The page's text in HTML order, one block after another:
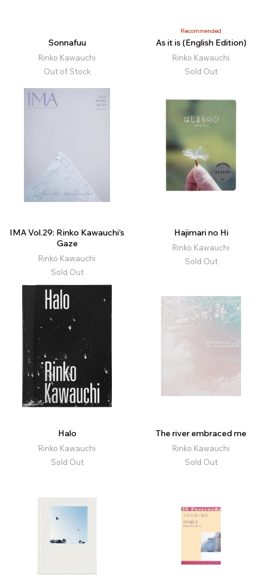
Sonnafuu
Rinko Kawauchi
Out of Stock
Recommended
As it is (English Edition)
Rinko Kawauchi
Sold Out
IMA Vol.29: Rinko Kawauchi’s
Gaze
Rinko Kawauchi
Sold Out
Hajimari no Hi
Rinko Kawauchi
Sold Out
Halo
Rinko Kawauchi
Sold Out
The river embraced me
Rinko Kawauchi
Sold Out